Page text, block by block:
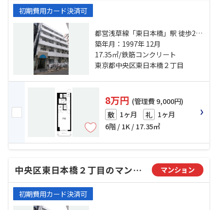
初期費用カード決済可
都営浅草線「東日本橋」駅 徒歩2分
都営新宿線「馬喰横山」駅 徒歩3分
総武本線「馬喰町」駅 徒歩3分
築年月：1997年 12月
17.35㎡/鉄筋コンクリート
東京都中央区東日本橋２丁目
8万円 (管理費 9,000円)
敷 1ヶ月 礼 1ヶ月
6階 / 1K / 17.35㎡
中央区東日本橋２丁目のマンション マンション
初期費用カード決済可